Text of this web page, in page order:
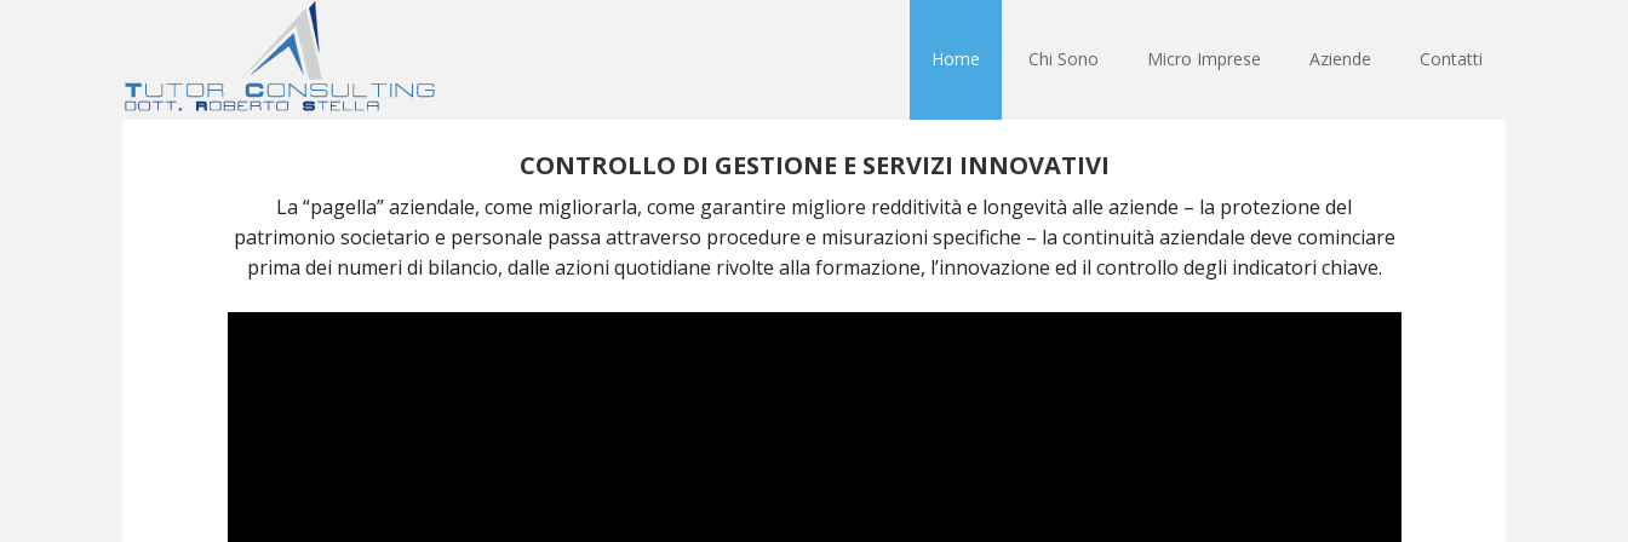
Home Chi Sono Micro Imprese Aziende Contatti
CONTROLLO DI GESTIONE E SERVIZI INNOVATIVI
La “pagella” aziendale, come migliorarla, come garantire migliore redditività e longevità alle aziende – la protezione del
patrimonio societario e personale passa attraverso procedure e misurazioni specifiche – la continuità aziendale deve cominciare
prima dei numeri di bilancio, dalle azioni quotidiane rivolte alla formazione, l’innovazione ed il controllo degli indicatori chiave.